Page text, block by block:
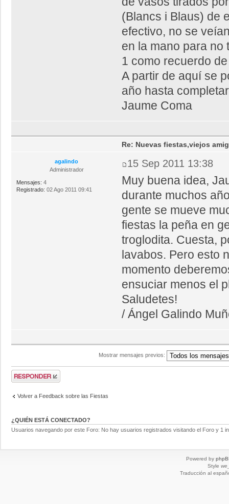
(Blancs i Blaus) de
efectivo, no se
en la mano para no
1 como recuerdo
A partir de aquí se
año hasta
Jaume Coma
agalindo
Administrador
Mensajes: 4
Registrado: 02 Ago 2011 09:41
Re: Nuevas fiestas,viejos
15 Sep 2011 13:38
Muy buena idea,
durante muchos
gente se mueve
fiestas la peña en
troglodita. Cuesta,
lavabos. Pero esto
momento
ensuciar menos el
Saludetes!
/ Ángel Galindo
Mostrar mensajes previos:
Volver a Feedback sobre las Fiestas
¿QUIÉN ESTÁ CONECTADO?
Usuarios navegando por este Foro: No hay usuarios registrados visitando el Foro y 1
Powered by
Style
Traducción al